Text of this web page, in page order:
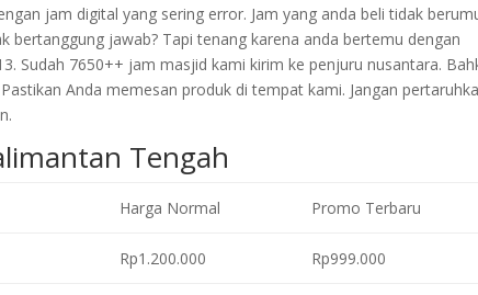
jam digital yang sering error. Jam yang anda beli tidak
bertanggung jawab? Tapi tenang karena anda bertemu dengan
Sudah 7650++ jam masjid kami kirim ke penjuru nusantara.
Anda memesan produk di tempat kami. Jangan
Tengah
Harga Normal Promo Terbaru
Rp1.200.000 Rp999.000